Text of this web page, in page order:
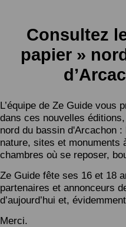
Consultez
papier »
L’équipe de Ze Guide vous
dans ces nouvelles
nord du bassin d'Arcachon
nature, sites et monuments
chambres où se reposer,
Ze Guide fête ses 16 et 18
partenaires et annonceurs
d’aujourd’hui et,
Merci.